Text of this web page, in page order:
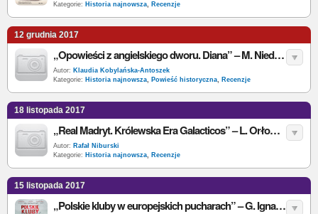
Kategorie: Historia najnowsza, Recenzje
12 grudnia 2017
„Opowieści z angielskiego dworu. Diana” – M. Niedźwiedzka – recenzja
Autor: Klaudia Kobylańska-Antoszek
Kategorie: Historia najnowsza, Powieść historyczna, Recenzje
18 listopada 2017
„Real Madryt. Królewska Era Galacticos” – L. Orłowski – recenzja
Autor: Rafał Niburski
Kategorie: Historia najnowsza, Recenzje
15 listopada 2017
„Polskie kluby w europejskich pucharach” – G. Ignatowski, A. Potocki, M. Świerczyński – recenzja